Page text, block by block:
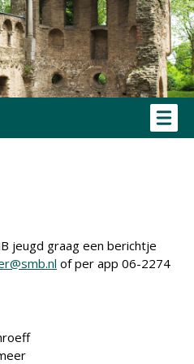
jeugd graag een berichtje
of per app 06-2274